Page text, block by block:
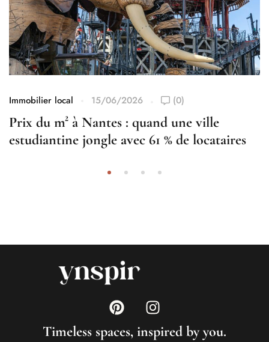
Immobilier local 15/06/2026 (0)
Prix du m² à Nantes : quand une ville
estudiantine jongle avec 61 % de locataires
Timeless spaces, inspired by you.